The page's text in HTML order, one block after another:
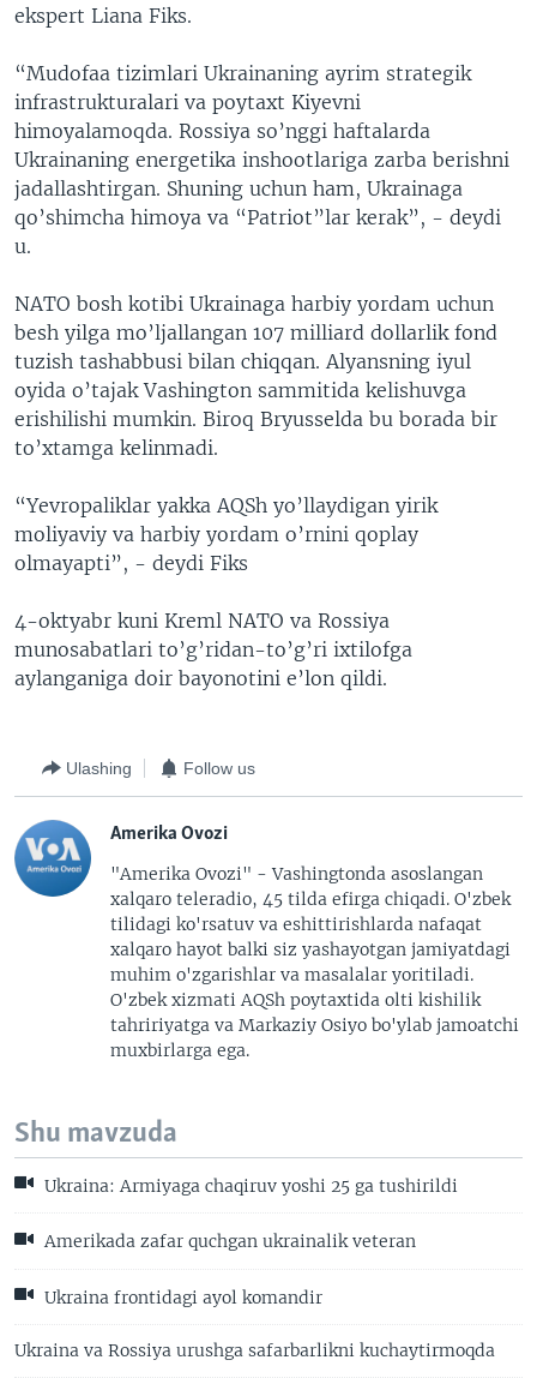
ekspert Liana Fiks.
“Mudofaa tizimlari Ukrainaning ayrim strategik
infrastrukturalari va poytaxt Kiyevni
himoyalamoqda. Rossiya so’nggi haftalarda
Ukrainaning energetika inshootlariga zarba berishni
jadallashtirgan. Shuning uchun ham, Ukrainaga
qo’shimcha himoya va “Patriot”lar kerak”, - deydi
u.
NATO bosh kotibi Ukrainaga harbiy yordam uchun
besh yilga mo’ljallangan 107 milliard dollarlik fond
tuzish tashabbusi bilan chiqqan. Alyansning iyul
oyida o’tajak Vashington sammitida kelishuvga
erishilishi mumkin. Biroq Bryusselda bu borada bir
to’xtamga kelinmadi.
“Yevropaliklar yakka AQSh yo’llaydigan yirik
moliyaviy va harbiy yordam o’rnini qoplay
olmayapti”, - deydi Fiks
4-oktyabr kuni Kreml NATO va Rossiya
munosabatlari to’g’ridan-to’g’ri ixtilofga
aylanganiga doir bayonotini e’lon qildi.
Ulashing Follow us
Amerika Ovozi
"Amerika Ovozi" - Vashingtonda asoslangan
xalqaro teleradio, 45 tilda efirga chiqadi. O'zbek
tilidagi ko'rsatuv va eshittirishlarda nafaqat
xalqaro hayot balki siz yashayotgan jamiyatdagi
muhim o'zgarishlar va masalalar yoritiladi.
O'zbek xizmati AQSh poytaxtida olti kishilik
tahririyatga va Markaziy Osiyo bo'ylab jamoatchi
muxbirlarga ega.
Shu mavzuda
Ukraina: Armiyaga chaqiruv yoshi 25 ga tushirildi
Amerikada zafar quchgan ukrainalik veteran
Ukraina frontidagi ayol komandir
Ukraina va Rossiya urushga safarbarlikni kuchaytirmoqda